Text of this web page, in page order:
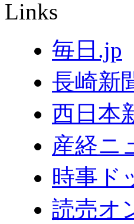
Links
毎日.jp
長崎新
西日本
産経ニ
時事ド
読売オ